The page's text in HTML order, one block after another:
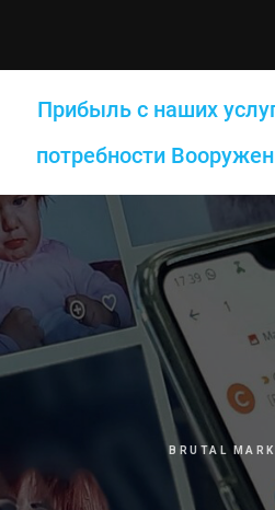
Прибыль с наших
потребности
BRUTAL